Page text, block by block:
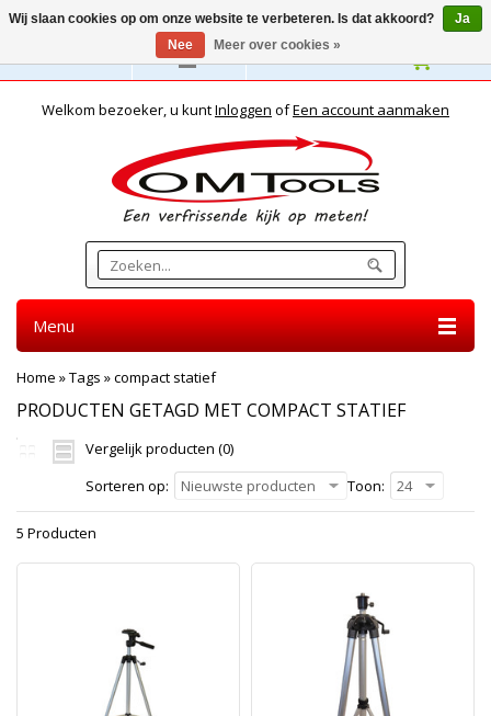
Nederlands
Welkom bezoeker, u kuntInloggen ofEen account aanmaken
Menu
Home »Tags »compact statief
PRODUCTEN GETAGD MET COMPACT STATIEF
Vergelijk producten (0)
Sorteren op:
Nieuwste producten Toon: 24
5 Producten
Wij slaan cookies op om onze website te verbeteren. Is dat akkoord?
Ja
Nee
Meer over cookies »